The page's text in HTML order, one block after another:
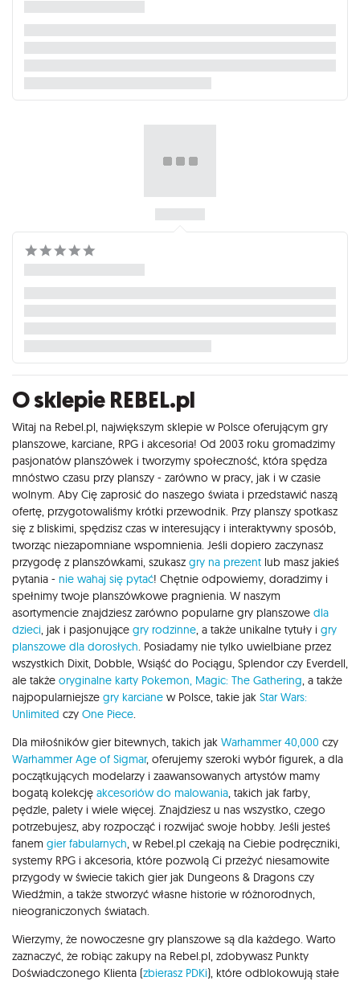
O sklepie REBEL.pl
Witaj na Rebel.pl, największym sklepie w Polsce oferującym gry
planszowe, karciane, RPG i akcesoria! Od 2003 roku gromadzimy
pasjonatów planszówek i tworzymy społeczność, która spędza
mnóstwo czasu przy planszy - zarówno w pracy, jak i w czasie
wolnym. Aby Cię zaprosić do naszego świata i przedstawić naszą
ofertę, przygotowaliśmy krótki przewodnik. Przy planszy spotkasz
się z bliskimi, spędzisz czas w interesujący i interaktywny sposób,
tworząc niezapomniane wspomnienia. Jeśli dopiero zaczynasz
przygodę z planszówkami, szukasz gry na prezent lub masz jakieś
pytania - nie wahaj się pytać! Chętnie odpowiemy, doradzimy i
spełnimy twoje planszówkowe pragnienia. W naszym
asortymencie znajdziesz zarówno popularne gry planszowe dla
dzieci, jak i pasjonujące gry rodzinne, a także unikalne tytuły i gry
planszowe dla dorosłych. Posiadamy nie tylko uwielbiane przez
wszystkich Dixit, Dobble, Wsiąść do Pociągu, Splendor czy Everdell,
ale także oryginalne karty Pokemon, Magic: The Gathering, a także
najpopularniejsze gry karciane w Polsce, takie jak Star Wars:
Unlimited czy One Piece.
Dla miłośników gier bitewnych, takich jak Warhammer 40,000 czy
Warhammer Age of Sigmar, oferujemy szeroki wybór figurek, a dla
początkujących modelarzy i zaawansowanych artystów mamy
bogatą kolekcję akcesoriów do malowania, takich jak farby,
pędzle, palety i wiele więcej. Znajdziesz u nas wszystko, czego
potrzebujesz, aby rozpocząć i rozwijać swoje hobby. Jeśli jesteś
fanem gier fabularnych, w Rebel.pl czekają na Ciebie podręczniki,
systemy RPG i akcesoria, które pozwolą Ci przeżyć niesamowite
przygody w świecie takich gier jak Dungeons & Dragons czy
Wiedźmin, a także stworzyć własne historie w różnorodnych,
nieograniczonych światach.
Wierzymy, że nowoczesne gry planszowe są dla każdego. Warto
zaznaczyć, że robiąc zakupy na Rebel.pl, zdobywasz Punkty
Doświadczonego Klienta (zbierasz PDKi), które odblokowują stałe